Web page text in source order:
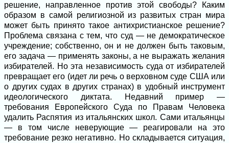
решение, направленное против этой свободы? Каким
образом в самой религиозной из развитых стран мира
может быть принято такое антихристианское решение?
Проблема связана с тем, что суд — не демократическое
учреждение; собственно, он и не должен быть таковым,
его задача — применять законы, а не выражать желания
избирателей. Но эта независимость суда от избирателей
превращает его (идет ли речь о верховном суде США или
о других судах в других странах) в удобный инструмент
идеологического диктата. Недавний пример —
требования Европейского Суда по Правам Человека
удалить Распятия из итальянских школ. Сами итальянцы
— в том числе неверующие — реагировали на это
требование резко негативно. Но складывается ситуация,